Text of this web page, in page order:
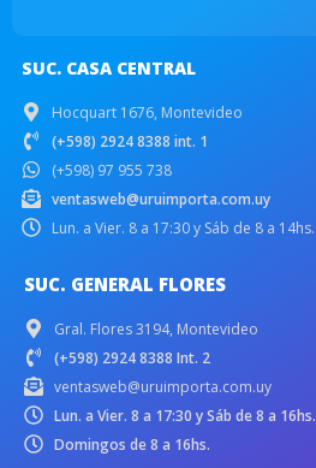
SUC. CASA CENTRAL
Hocquart 1676, Montevideo
(+598) 2924 8388 int. 1
(+598) 97 955 738
ventasweb@uruimporta.com.uy
Lun. a Vier. 8 a 17:30 y Sáb de 8 a 14hs.
SUC. GENERAL FLORES
Gral. Flores 3194, Montevideo
(+598) 2924 8388 Int. 2
ventasweb@uruimporta.com.uy
Lun. a Vier. 8 a 17:30 y Sáb de 8 a 16hs.
Domingos de 8 a 16hs.